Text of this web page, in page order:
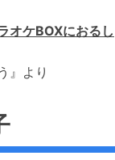
オケBOXにおるし
』より